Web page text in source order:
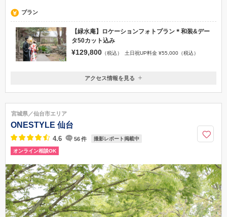
プラン
【緑水庵】ロケーションフォトプラン＊和装&デー
タ50カット込み
¥129,800 （税込） 土日祝UP料金 ¥55,000（税込）
宮城県仙台市青葉区花京院1-1-5 オークツリー花京院１F/2F
022-722-5745
アクセス情報を見る
宮城県／仙台市エリア
ONESTYLE 仙台
4.6 56件 撮影レポート掲載中
オンライン相談OK